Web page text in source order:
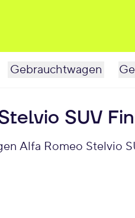
Gebrauchtwagen
SUV
Alfa Romeo Stelvio